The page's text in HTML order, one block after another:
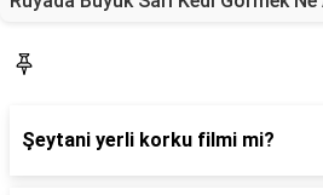
Şeytani yerli korku filmi mi?